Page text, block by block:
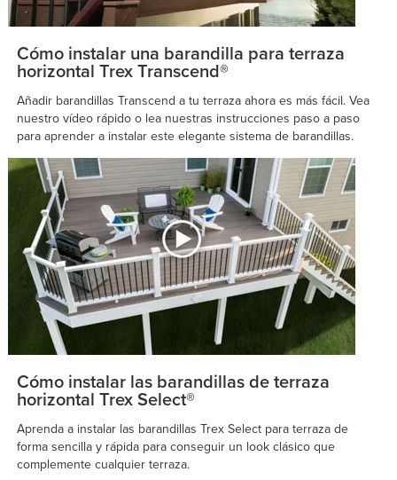
Cómo instalar una barandilla para terraza
horizontal Trex Transcend®
Añadir barandillas Transcend a tu terraza ahora es más fácil. Vea
nuestro vídeo rápido o lea nuestras instrucciones paso a paso
para aprender a instalar este elegante sistema de barandillas.
Cómo instalar las barandillas de terraza
horizontal Trex Select®
Aprenda a instalar las barandillas Trex Select para terraza de
forma sencilla y rápida para conseguir un look clásico que
complemente cualquier terraza.